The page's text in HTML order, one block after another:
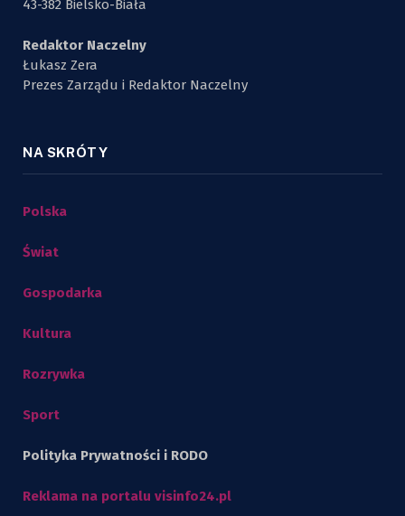
43-382 Bielsko-Biała
Redaktor Naczelny
Łukasz Zera
Prezes Zarządu i Redaktor Naczelny
NA SKRÓTY
Polska
Świat
Gospodarka
Kultura
Rozrywka
Sport
Polityka Prywatności i RODO
Reklama na portalu visinfo24.pl